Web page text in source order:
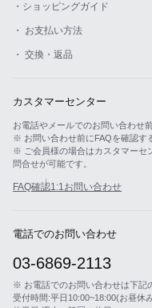
・ショッピングガイド
・ お支払い方法
・ 交換・返品
カスタマーセンター
お電話やメールでのお問い合わせ
※ お問い合わせ前にFAQを確認す
※ ご会員様の場合はカスタマーセ
問合せが可能です。
FAQ確認1:1お問い合わせ
電話でのお問い合わせ
03-6869-2113
※ お電話でのお問い合わせは下記
受付時間:平日10:00~18:00(お昼休